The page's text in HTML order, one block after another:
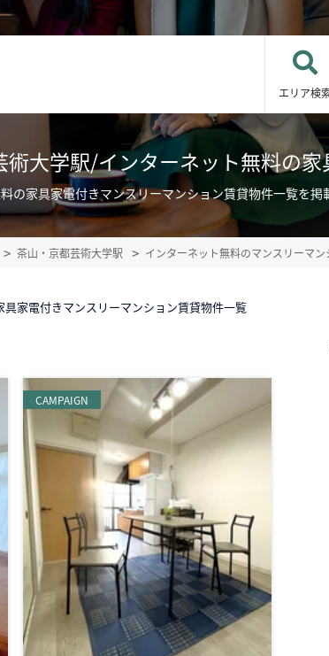
エリア検
術大学駅/インターネット無料の
の家具家電付きマンスリーマンション賃貸物件一覧を
茶山・京都芸術大学駅 インターネット無料のマンスリーマ
家電付きマンスリーマンション賃貸物件一覧
CAMPAIGN